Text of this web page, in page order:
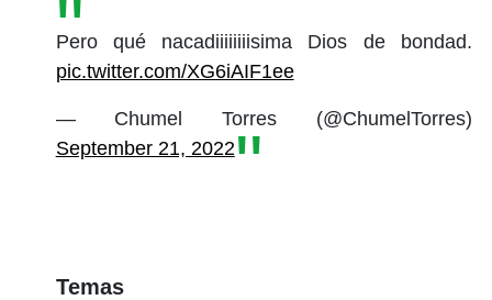
Pero qué nacadiiiiiiiisima Dios de bondad.
pic.twitter.com/XG6iAIF1ee
— Chumel Torres (@ChumelTorres)
September 21, 2022
Temas